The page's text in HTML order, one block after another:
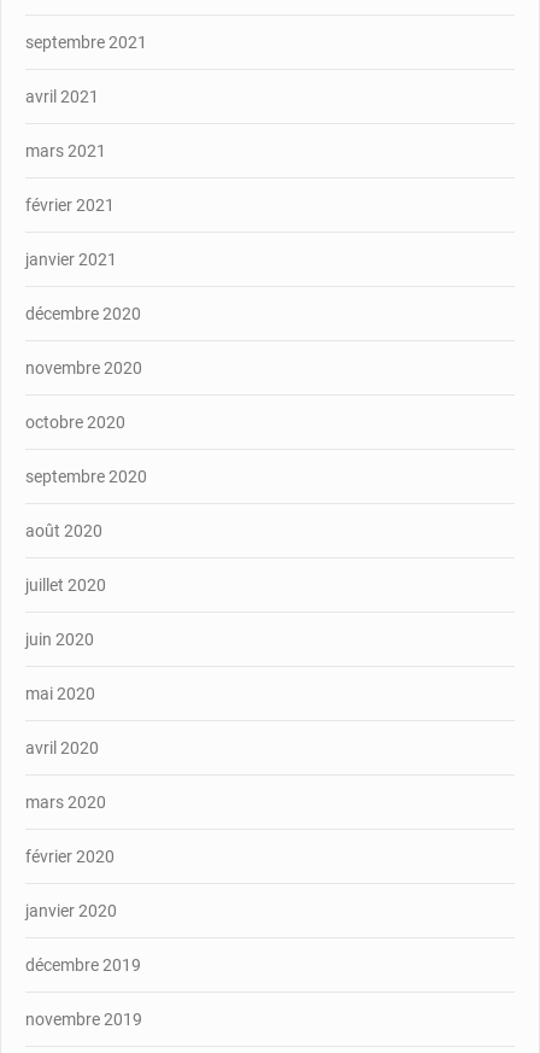
septembre 2021
avril 2021
mars 2021
février 2021
janvier 2021
décembre 2020
novembre 2020
octobre 2020
septembre 2020
août 2020
juillet 2020
juin 2020
mai 2020
avril 2020
mars 2020
février 2020
janvier 2020
décembre 2019
novembre 2019